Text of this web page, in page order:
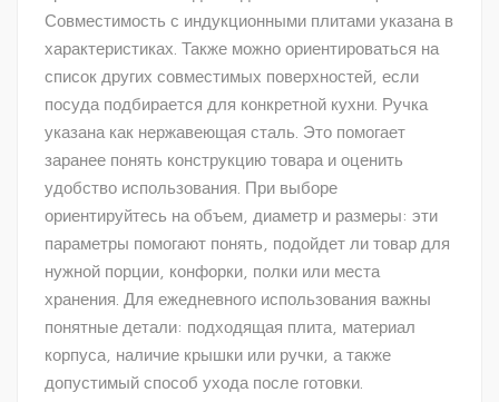
Совместимость с индукционными плитами указана в
характеристиках. Также можно ориентироваться на
список других совместимых поверхностей, если
посуда подбирается для конкретной кухни. Ручка
указана как нержавеющая сталь. Это помогает
заранее понять конструкцию товара и оценить
удобство использования. При выборе
ориентируйтесь на объем, диаметр и размеры: эти
параметры помогают понять, подойдет ли товар для
нужной порции, конфорки, полки или места
хранения. Для ежедневного использования важны
понятные детали: подходящая плита, материал
корпуса, наличие крышки или ручки, а также
допустимый способ ухода после готовки.